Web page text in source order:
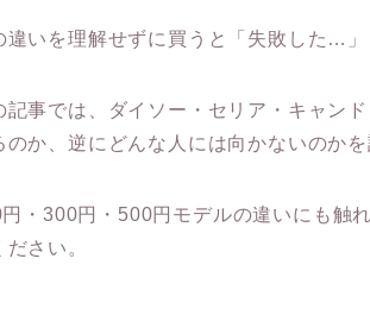
違いを理解せずに買うと「失敗した…」
記事では、ダイソー・セリア・キャン
のか、逆にどんな人には向かないのか
・300円・500円モデルの違いにも触
ださい。